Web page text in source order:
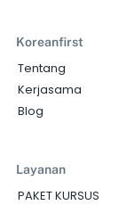
Koreanfirst
Tentang
Kerjasama
Blog
Layanan
PAKET KURSUS